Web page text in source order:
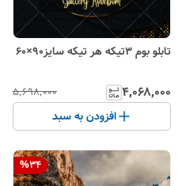
تابلو بوم ۳تیکه هر تیکه سایز۹۰×۶۰
۴٬۰۶۸٬۰۰۰ ۵٬۶۹۸٬۰۰۰
افزودن به سبد
%34